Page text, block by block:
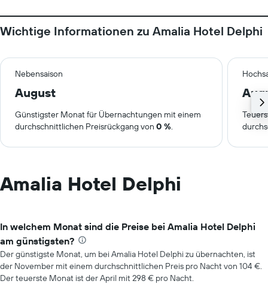
Wichtige Informationen zu Amalia Hotel Delphi
Nebensaison
August
Günstigster Monat für Übernachtungen mit einem
durchschnittlichen Preisrückgang von 0 %.
Amalia Hotel Delphi
In welchem Monat sind die Preise bei Amalia Hotel Delphi
am günstigsten?
Der günstigste Monat, um bei Amalia Hotel Delphi zu übernachten, ist
der November mit einem durchschnittlichen Preis pro Nacht von 104 €.
Der teuerste Monat ist der April mit 298 € pro Nacht.